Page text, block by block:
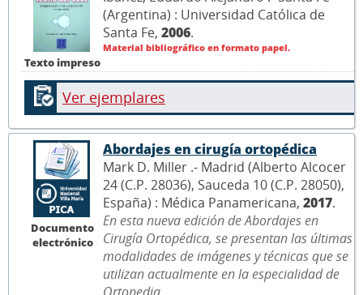
Texto impreso
(Argentina) : Universidad Católica de
Santa Fe, 2006.
Material bibliográfico en formato papel.
Ver ejemplares
Documento
electrónico
Abordajes en cirugía ortopédica
Mark D. Miller .- Madrid (Alberto Alcocer
24 (C.P. 28036), Sauceda 10 (C.P. 28050),
España) : Médica Panamericana, 2017.
En esta nueva edición de Abordajes en
Cirugía Ortopédica, se presentan las últimas
modalidades de imágenes y técnicas que se
utilizan actualmente en la especialidad de